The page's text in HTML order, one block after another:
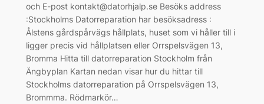
och E-post kontakt@datorhjalp.se Besöks address
:Stockholms Datorreparation har besöksadress :
Ålstens gårdspårvägs hållplats, huset som vi håller till i
ligger precis vid hållplatsen eller Orrspelsvägen 13,
Bromma Hitta till datorreparation Stockholm från
Ängbyplan Kartan nedan visar hur du hittar till
Stockholms datorreparation på Orrspelsvägen 13,
Brommma. Rödmarkör…